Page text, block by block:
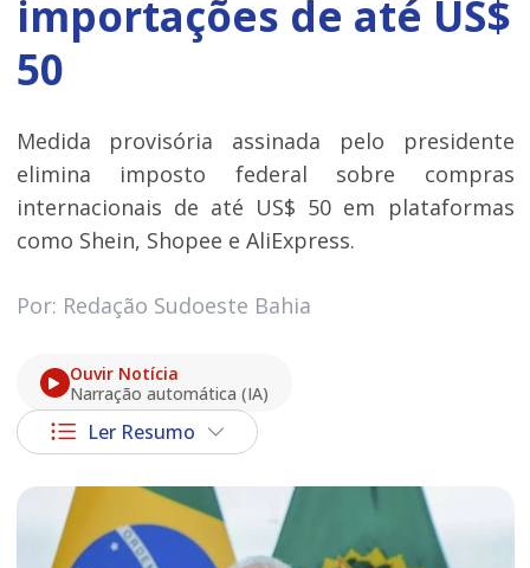
importações de até US$
50
Medida provisória assinada pelo presidente
elimina imposto federal sobre compras
internacionais de até US$ 50 em plataformas
como Shein, Shopee e AliExpress.
Por: Redação Sudoeste Bahia
Ouvir Notícia
Narração automática (IA)
Ler Resumo